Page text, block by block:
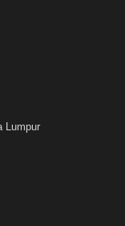
Lumpur